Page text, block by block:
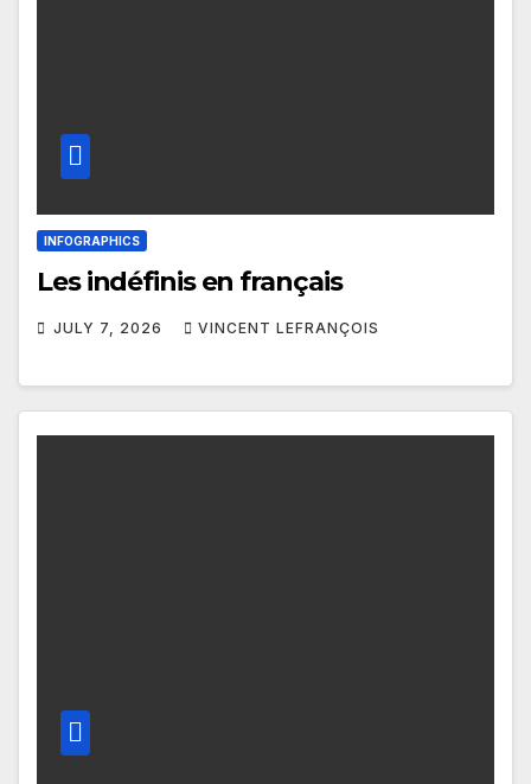
INFOGRAPHICS
Les indéfinis en français
JULY 7, 2026 VINCENT LEFRANÇOIS